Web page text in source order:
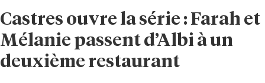
Castres ouvre la série : Farah et
Mélanie passent d’Albi à un
deuxième restaurant